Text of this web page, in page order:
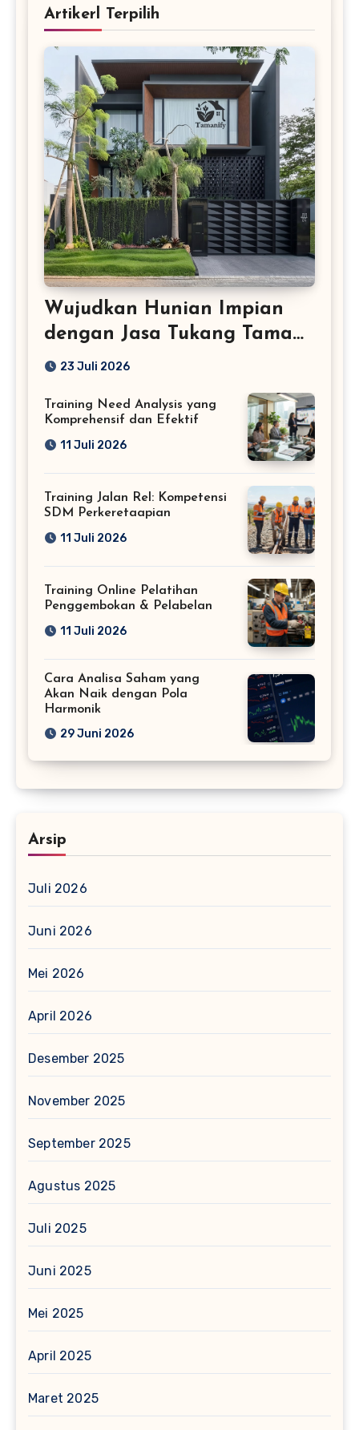
Artikerl Terpilih
Wujudkan Hunian Impian
dengan Jasa Tukang Taman
Profesional
23 Juli 2026
Training Need Analysis yang
Komprehensif dan Efektif
11 Juli 2026
Training Jalan Rel: Kompetensi
SDM Perkeretaapian
11 Juli 2026
Training Online Pelatihan
Penggembokan & Pelabelan
11 Juli 2026
Cara Analisa Saham yang
Akan Naik dengan Pola
Harmonik
29 Juni 2026
Arsip
Juli 2026
Juni 2026
Mei 2026
April 2026
Desember 2025
November 2025
September 2025
Agustus 2025
Juli 2025
Juni 2025
Mei 2025
April 2025
Maret 2025